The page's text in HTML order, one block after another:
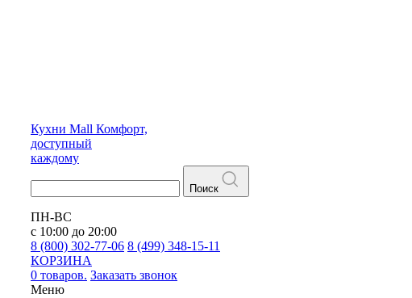
Кухни Mall Комфорт,
доступный
каждому
Поиск
ПН-ВС
с 10:00 до 20:00
8 (800) 302-77-06 8 (499) 348-15-11
КОРЗИНА
0 товаров. Заказать звонок
Меню